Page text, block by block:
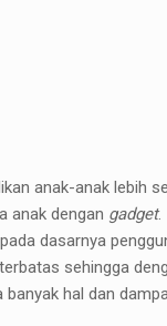
anak-anak lebih
anak dengan gadget.
dasarnya
sehingga
hal dan